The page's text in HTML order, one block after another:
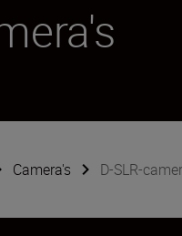
Camera's D-SLR-